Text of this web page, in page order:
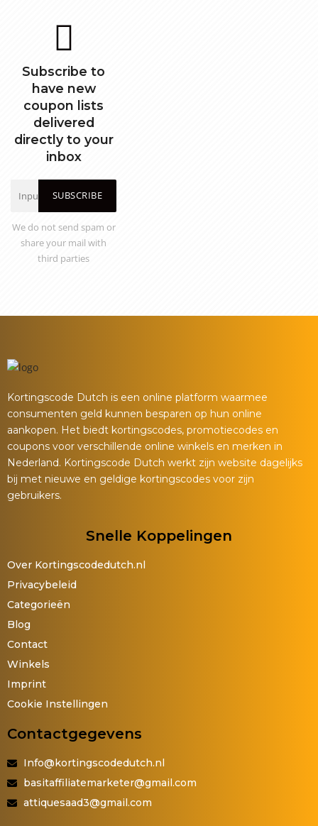
Subscribe to
have new
coupon lists
delivered
directly to your
inbox
SUBSCRIBE
We do not send spam or
share your mail with
third parties
Kortingscode Dutch is een online platform waarmee
consumenten geld kunnen besparen op hun online
aankopen. Het biedt kortingscodes, promotiecodes en
coupons voor verschillende online winkels en merken in
Nederland. Kortingscode Dutch werkt zijn website dagelijks
bij met nieuwe en geldige kortingscodes voor zijn
gebruikers.
Snelle Koppelingen
Over Kortingscodedutch.nl
Privacybeleid
Categorieën
Blog
Contact
Winkels
Imprint
Cookie Instellingen
Contactgegevens
Info@kortingscodedutch.nl
basitaffiliatemarketer@gmail.com
attiquesaad3@gmail.com